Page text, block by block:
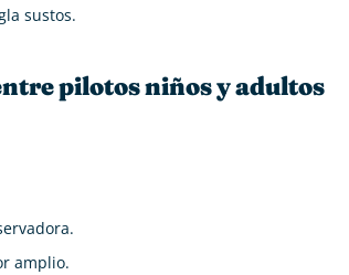
sustos.
pilotos niños y adultos
amplio.